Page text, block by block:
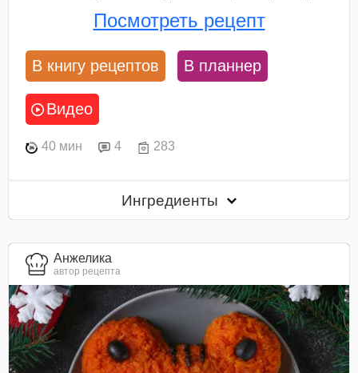
Посмотреть рецепт
В книгу рецептов В планнер
Видео
40 мин 4 283
Ингредиенты
Анжелика
автор рецепта